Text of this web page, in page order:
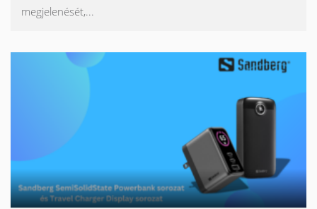
megjelenését,...